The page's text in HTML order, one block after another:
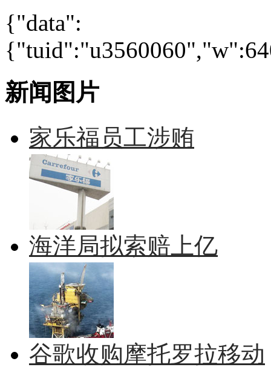
{"data":
新闻图片
家乐福员工涉贿
海洋局拟索赔上亿
谷歌收购摩托罗拉移动